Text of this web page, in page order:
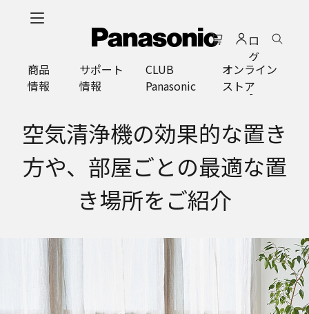
ロ
グ
イ
ン
商品
情報
サポート
情報
CLUB
Panasonic
オンライン
ストア
空気清浄機の効果的な置き
方や、部屋ごとの最適な置
き場所をご紹介